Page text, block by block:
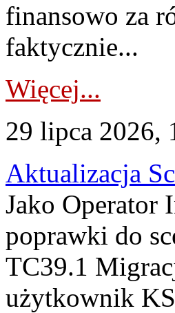
finansowo za
faktycznie...
Więcej...
29 lipca 2026,
Aktualizacja
Jako
poprawki do
TC39.1
użytkownik